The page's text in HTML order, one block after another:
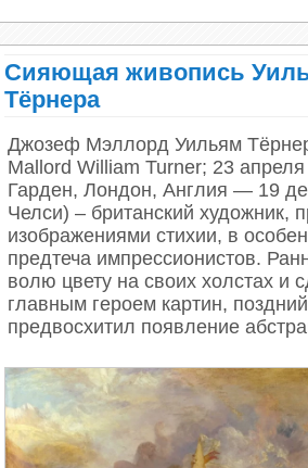
Два моста через реку Форт,
бросается железнодорожный.
гуандунские.
Особенности заваривания
Родниковую воду нагревают до
ветра в соснах»). В ошпаренный
(чаху) засыпают улун. Первую
сливают сразу в чабань, она
чайной пыли. Снова наливается
настаивается в зависимости от
не отдаст весь свой вкус.
Сияющая живопись
Тёрнера
Джозеф Мэллорд Уильям
Mallord William Turner; 23
Гарден, Лондон, Англия — 19
Челси) – британский художник,
изображениями стихии, в
предтеча импрессионистов.
волю цвету на своих холстах и
главным героем картин,
предвосхитил появление